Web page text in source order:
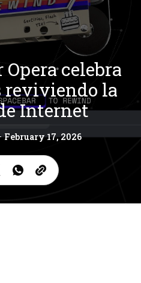
celebra
reviviendo la
Internet
February 17, 2026